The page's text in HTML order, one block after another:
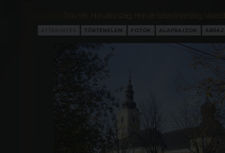
Trški Vrh Horvátország Horvát-Szlavónország
TÖRTÉNELEM FOTÓK ALAPRAJZOK